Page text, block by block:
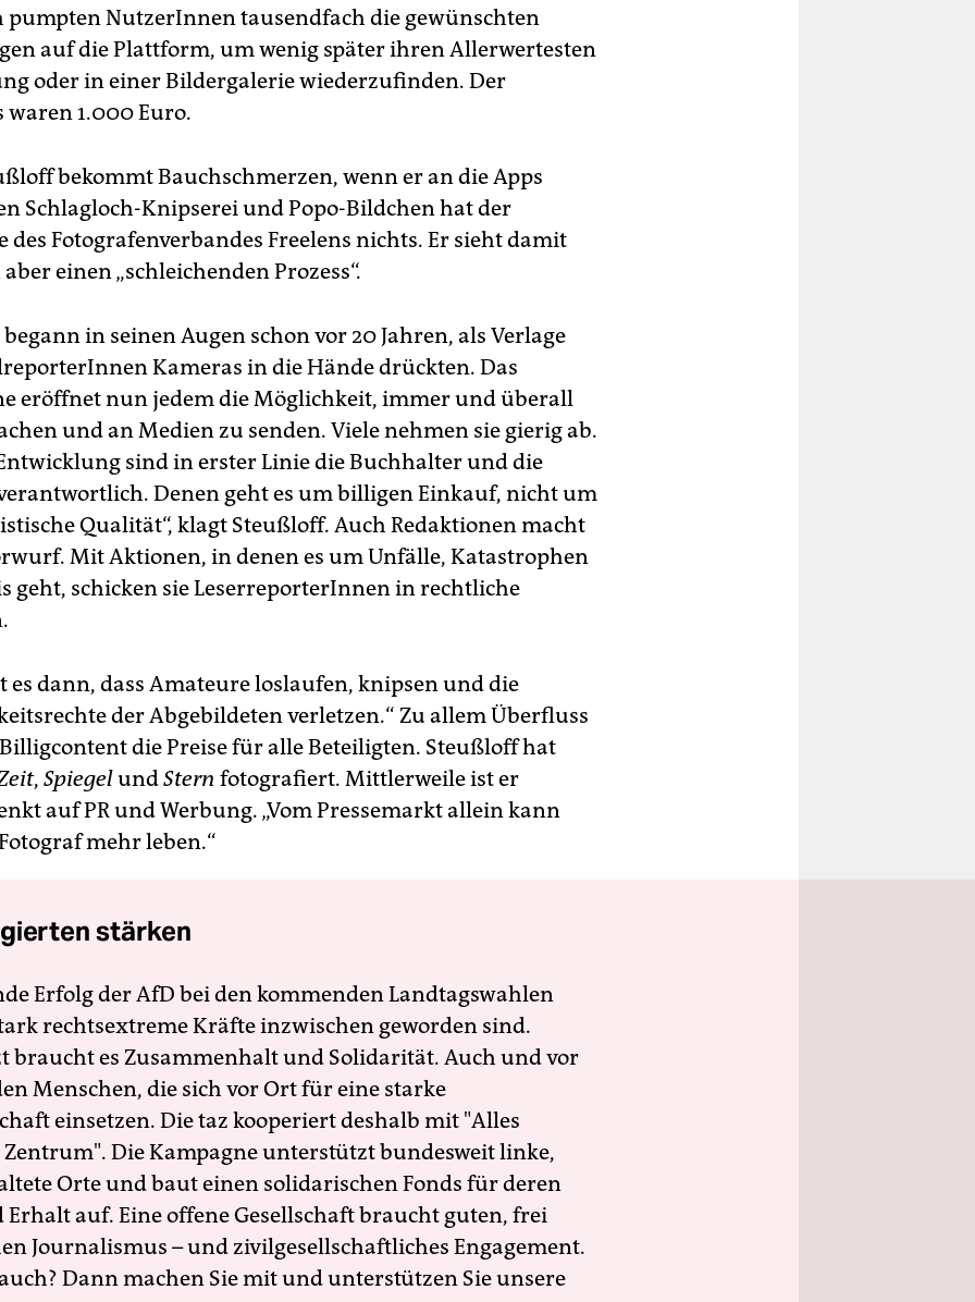
pumpten NutzerInnen tausendfach die gewünschten
auf die Plattform, um wenig später ihren Allerwertesten
oder in einer Bildergalerie wiederzufinden. Der
1.000 Euro.
bekommt Bauchschmerzen, wenn er an die Apps
Schlagloch-Knipserei und Popo-Bildchen hat der
des Fotografenverbandes Freelens nichts. Er sieht damit
einen „schleichenden Prozess“.
in seinen Augen schon vor 20 Jahren, als Verlage
Kameras in die Hände drückten. Das
eröffnet nun jedem die Möglichkeit, immer und überall
und an Medien zu senden. Viele nehmen sie gierig ab.
sind in erster Linie die Buchhalter und die
Denen geht es um billigen Einkauf, nicht um
Qualität“, klagt Steußloff. Auch Redaktionen macht
Mit Aktionen, in denen es um Unfälle, Katastrophen
geht, schicken sie LeserreporterInnen in rechtliche
es dann, dass Amateure loslaufen, knipsen und die
der Abgebildeten verletzen.“ Zu allem Überfluss
die Preise für alle Beteiligten. Steußloff hat
, SpiegelundStern fotografiert. Mittlerweile ist er
auf PR und Werbung. „Vom Pressemarkt allein kann
mehr leben.“
stärken
Erfolg der AfD bei den kommenden Landtagswahlen
rechtsextreme Kräfte inzwischen geworden sind.
braucht es Zusammenhalt und Solidarität. Auch und vor
Menschen, die sich vor Ort für eine starke
einsetzen. Die taz kooperiert deshalb mit "Alles
Die Kampagne unterstützt bundesweit linke,
Orte und baut einen solidarischen Fonds für deren
Erhalt auf. Eine offene Gesellschaft braucht guten, frei
Journalismus – und zivilgesellschaftliches Engagement.
Dann machen Sie mit und unterstützen Sie unsere